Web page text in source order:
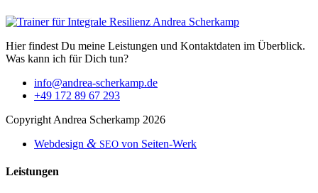
Hier find­est Du meine Leis­tun­gen und Kon­tak­t­dat­en im Überblick.
Was kann ich für Dich tun?
info@andrea-scherkamp.de
+49 172 89 67 293
Copy­right Andrea Scherkamp 2026
Web­de­sign & SEO von Seiten-Werk
Leistungen